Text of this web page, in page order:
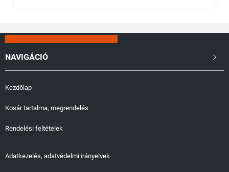
NAVIGÁCIÓ 
Kezdőlap
Kosár tartalma, megrendelés
Rendelési feltételek
Adatkezelés, adatvédelmi irányelvek